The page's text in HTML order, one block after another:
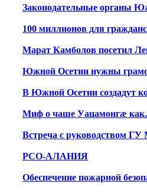
Законодательные органы
100 миллионов для
Марат Камболов посетил
Южной Осетии нужны
В Южной Осетии создадут
Миф о чаше Уацамонгæ
Встреча с руководством
РСО-АЛАНИЯ
Обеспечение пожарной